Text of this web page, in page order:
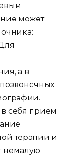
может
а в
себя прием
терапии и
немалую